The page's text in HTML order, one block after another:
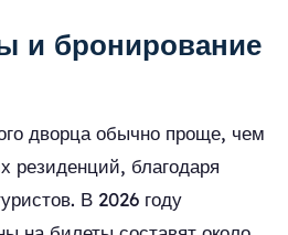
и бронирование
дворца обычно проще, чем
резиденций, благодаря
В 2026 году